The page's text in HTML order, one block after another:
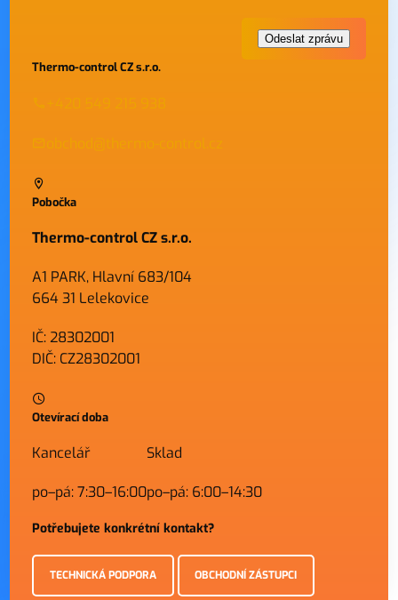
Thermo-control CZ s.r.o.
obchod@thermo-control.cz
Pobočka
Thermo-control CZ s.r.o.
A1 PARK, Hlavní 683/104
664 31 Lelekovice
IČ: 28302001
DIČ: CZ28302001
Otevírací doba
Kancelář
po–pá: 7:30–16:00
Sklad
po–pá: 6:00–14:30
Potřebujete konkrétní kontakt?
TECHNICKÁ PODPORA OBCHODNÍ ZÁSTUPCI